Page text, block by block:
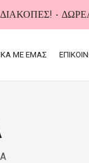
-
ΜΕ ΕΜΑΣ